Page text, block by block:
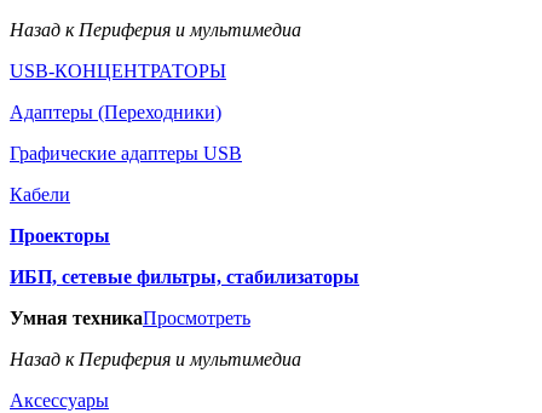
Назад к Периферия и мультимедиа
USB-КОНЦЕНТРАТОРЫ
Адаптеры (Переходники)
Графические адаптеры USB
Кабели
Проекторы
ИБП, сетевые фильтры, стабилизаторы
Умная техникаПросмотреть
Назад к Периферия и мультимедиа
Аксессуары